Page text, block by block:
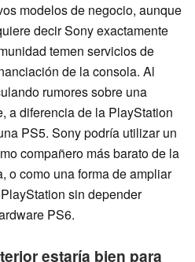
modelos de negocio, aunque
decir Sony exactamente
temen servicios de
de la consola. Al
rumores sobre una
a diferencia de la PlayStation
PS5. Sony podría utilizar un
compañero más barato de la
o como una forma de ampliar
sin depender
PS6.
estaría bien para